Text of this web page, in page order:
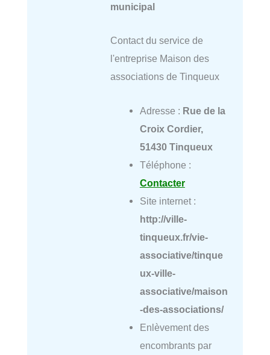
municipal
Contact du service de
l'entreprise Maison des
associations de Tinqueux
Adresse : Rue de la
Croix Cordier,
51430 Tinqueux
Téléphone :
Contacter
Site internet :
http://ville-
tinqueux.fr/vie-
associative/tinque
ux-ville-
associative/maison
-des-associations/
Enlèvement des
encombrants par